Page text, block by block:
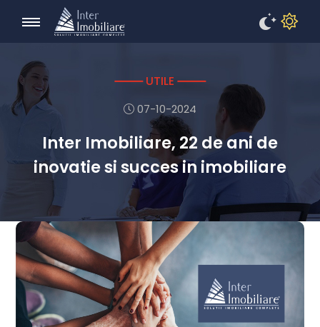
UTILE
07-10-2024
Inter Imobiliare, 22 de ani de
inovatie si succes in imobiliare